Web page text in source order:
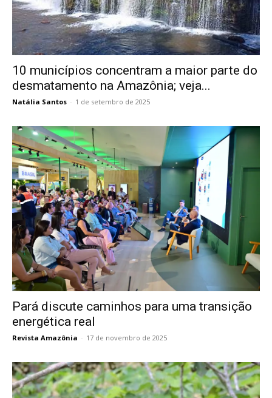
10 municípios concentram a maior parte do
desmatamento na Amazônia; veja...
Natália Santos - 1 de setembro de 2025
Pará discute caminhos para uma transição
energética real
Revista Amazônia - 17 de novembro de 2025